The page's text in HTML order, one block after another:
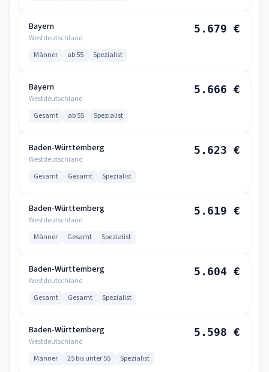
Bayern
Westdeutschland
5.679 €
Männer ab 55 Spezialist
Bayern
Westdeutschland
5.666 €
Gesamt ab 55 Spezialist
Baden-Württemberg
Westdeutschland
5.623 €
Gesamt Gesamt Spezialist
Baden-Württemberg
Westdeutschland
5.619 €
Männer Gesamt Spezialist
Baden-Württemberg
Westdeutschland
5.604 €
Gesamt Gesamt Spezialist
Baden-Württemberg
Westdeutschland
5.598 €
Männer 25 bis unter 55 Spezialist